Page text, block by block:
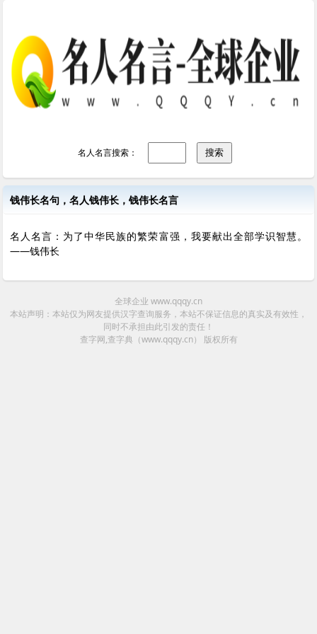
名人名言搜索：
钱伟长名句，名人钱伟长，钱伟长名言
名人名言：为了中华民族的繁荣富强，我要献出全部学识智慧。
——钱伟长
全球企业 www.qqqy.cn
本站声明：本站仅为网友提供汉字查询服务，本站不保证信息的真实及有效性，
同时不承担由此引发的责任！
查字网,查字典（www.qqqy.cn）
版权所有